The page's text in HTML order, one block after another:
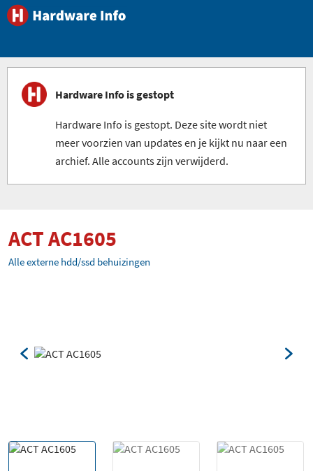
Hardware Info is gestopt
Hardware Info is gestopt. Deze site wordt niet
meer voorzien van updates en je kijkt nu naar een
archief. Alle accounts zijn verwijderd.
ACT AC1605
Alle externe hdd/ssd behuizingen